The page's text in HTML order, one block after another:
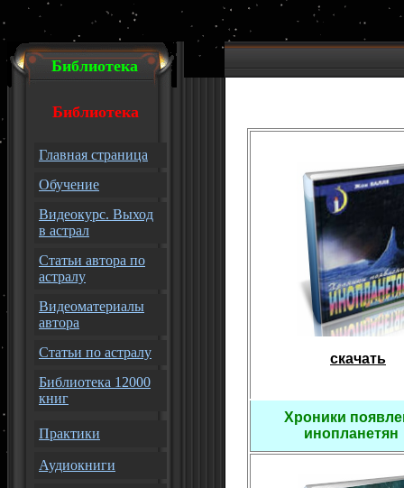
Библиотека
Библиотека
Главная страница
Обучение
Видеокурс. Выход
в астрал
Статьи автора по
астралу
Видеоматериалы
автора
Статьи по астралу
Библиотека 12000
книг
Практики
Аудиокниги
скачать
Хроники